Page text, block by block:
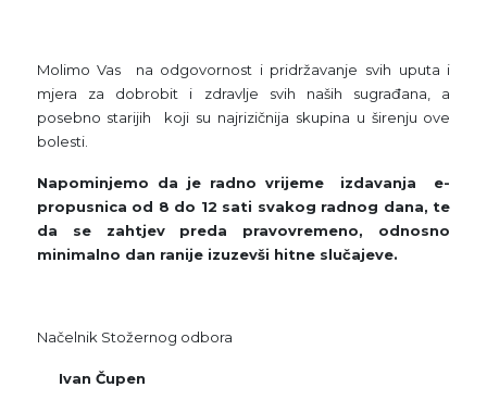
Molimo Vas na odgovornost i pridržavanje svih uputa i
mjera za dobrobit i zdravlje svih naših sugrađana, a
posebno starijih koji su najrizičnija skupina u širenju ove
bolesti.
Napominjemo da je radno vrijeme izdavanja e-
propusnica od 8 do 12 sati svakog radnog dana, te
da se zahtjev preda pravovremeno, odnosno
minimalno dan ranije izuzevši hitne slučajeve.
Načelnik Stožernog odbora
Ivan Čupen